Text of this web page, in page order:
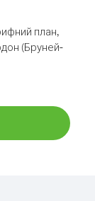
план,
(Бруней-